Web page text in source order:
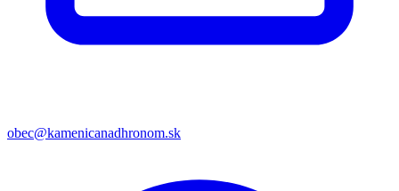
obec@kamenicanadhronom.sk